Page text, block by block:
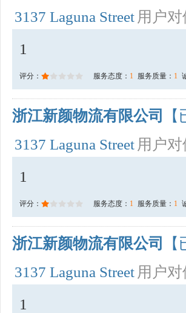
3137 Laguna Street 用户
1
评分： 服务态度： 1 服务质量： 1
浙江新颜物流有限公司
3137 Laguna Street 用户
1
评分： 服务态度： 1 服务质量： 1
浙江新颜物流有限公司
3137 Laguna Street 用户
1